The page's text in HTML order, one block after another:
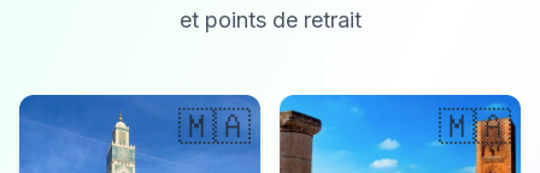
et points de retrait
🇲🇦 🇲🇦